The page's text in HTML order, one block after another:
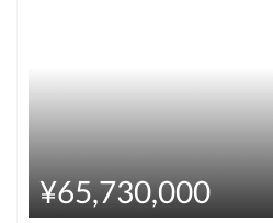
¥65,730,000